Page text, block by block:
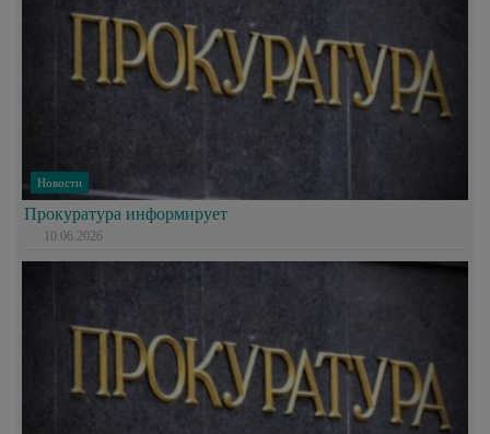
Новости
Прокуратура информирует
10.06.2026